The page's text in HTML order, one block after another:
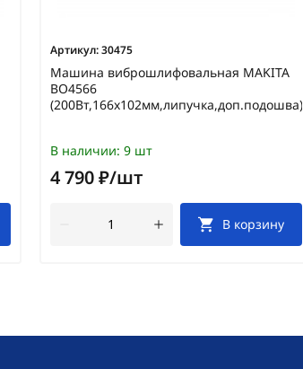
Артикул:30475
Машина виброшлифовальная MAKITA
BO4566
(200Вт,166х102мм,липучка,доп.подошва)
В наличии: 9 шт
4 790 ₽/шт
В корзину